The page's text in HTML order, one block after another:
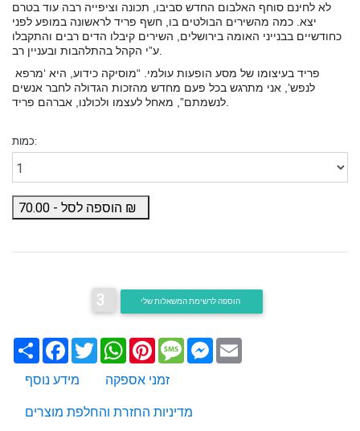
לא לחינם סוחף האלבום החדש סביבו, תכונה וציפייה רבה עוד בטרם
יצא. כמה מהשירים הבולטים בו, חשף פריד לראשונה במופע לפני
כחודשיים בבנייני האומה בירושלים, השירים קיבלו הדים רבים והתקבלו
לנפש’, אני מתרגש בכל פעם מחדש מהזכות הגדולה לחבר אנשים
כמות:
הוספה לסל - 70.00
3
שתף Facebook
TwitterWhatsApp
PinterestMessageMessenger
מידע נוסף
זמני אספקה
מדיניות החזרת והחלפת מוצרים